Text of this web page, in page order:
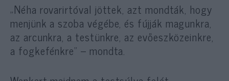
„Néha rovarirtóval jöttek, azt mondták, hogy
menjünk a szoba végébe, és fújják magunkra,
az arcunkra, a testünkre, az evőeszközeinkre,
a fogkefénkre” – mondta.